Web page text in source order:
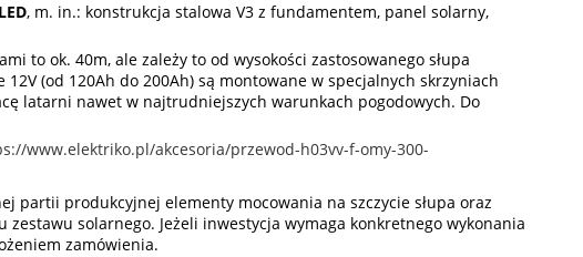
, m. in.: konstrukcja stalowa V3 z fundamentem, panel solarny,
to ok. 40m, ale zależy to od wysokości zastosowanego słupa
(od 120Ah do 200Ah) są montowane w specjalnych skrzyniach
latarni nawet w najtrudniejszych warunkach pogodowych. Do
www.elektriko.pl/akcesoria/przewod-h03vv-f-omy-300-
partii produkcyjnej elementy mocowania na szczycie słupa oraz
solarnego. Jeżeli inwestycja wymaga konkretnego wykonania
zamówienia.